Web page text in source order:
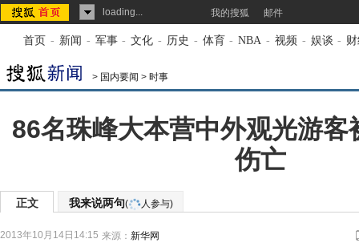
loading... 我的搜狐 邮件
首页 - 新闻 - 军事 - 文化 - 历史 - 体育 - NBA - 视频 - 娱谈 -
> 国内要闻 > 时事
86名珠峰大本营中外观光游客
伤亡
正文 我来说两句( 人参与)
2013年10月14日14:15 来源： 新华网